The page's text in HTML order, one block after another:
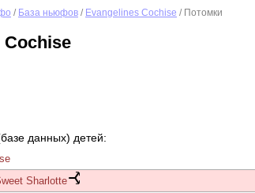
/ База ньюфов / Evangelines Cochise / Потомки
Cochise
данных) детей:
Sharlotte